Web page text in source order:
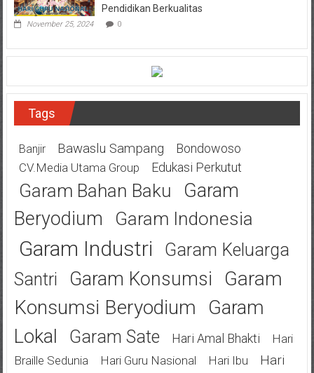
Pendidikan Berkualitas
November 25, 2024 0
Tags
Banjir Bawaslu Sampang Bondowoso
CV.Media Utama Group Edukasi Perkutut
Garam Bahan Baku
Garam
Beryodium
Garam Indonesia
Garam Industri
Garam Keluarga
Santri
Garam Konsumsi
Garam
Konsumsi Beryodium
Garam
Lokal
Garam Sate Hari Amal Bhakti
Hari
Braille Sedunia
Hari Guru Nasional Hari Ibu
Hari